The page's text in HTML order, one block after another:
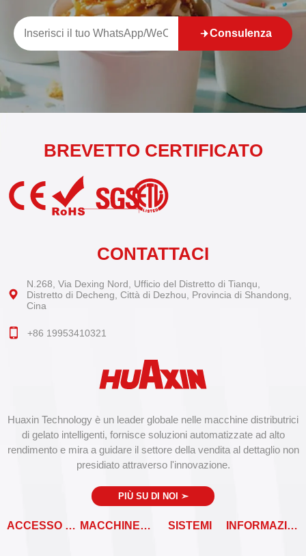
Consulenza
Huaxin Technology è un leader globale nelle macchine distributrici
di gelato intelligenti, fornisce soluzioni automatizzate ad alto
rendimento e mira a guidare il settore della vendita al dettaglio non
presidiato attraverso l'innovazione.
PIÙ SU DI NOI ➣
ACCESSO RAPIDO MACCHINE VENDITRICI SISTEMI INFORMAZIONI
BREVETTO CERTIFICATO
CONTATTACI
N.268, Via Dexing Nord, Ufficio del Distretto di Tianqu,
Distretto di Decheng, Città di Dezhou, Provincia di Shandong,
Cina
+86 19953410321